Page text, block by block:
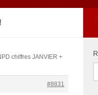
chiffres JANVIER +
#8831